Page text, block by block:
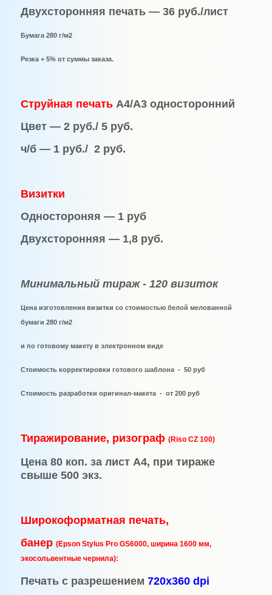
Двухсторонняя печать — 36 руб./лист
Бумага 280 г/м2
Резка + 5% от суммы заказа.
Струйная печатьА4/А3 односторонний
Цвет — 2 руб./ 5 руб.
ч/б — 1 руб./ 2 руб.
Визитки
Одностороняя — 1 руб
Двухсторонняя — 1,8 руб.
Минимальный тираж - 120 визиток
Цена изготовления визитки со стоимостью белой мелованной
бумаги 280 г/м2
и по готовому макету в электронном виде
Стоимость корректировки готового шаблона - 50 руб
Стоимость разработки оригинал-макета - от 200 руб
Тиражирование, ризограф (Riso CZ 100)
Цена 80 коп. за лист А4, при тираже
свыше 500 экз.
Широкоформатная печать,
банер (Epson Stylus Pro GS6000, ширина 1600 мм,
экосольвентные чернила):
Печать с разрешением 720х360 dpi